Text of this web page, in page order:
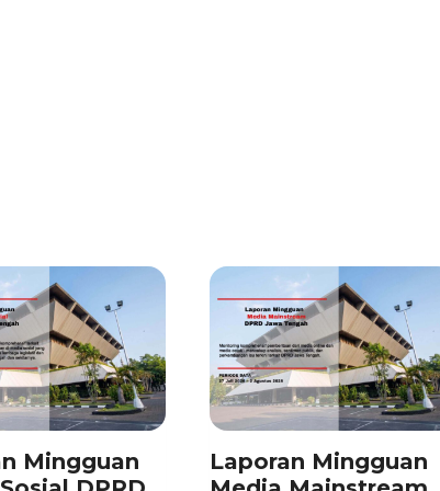
Mingguan
Laporan Mingguan